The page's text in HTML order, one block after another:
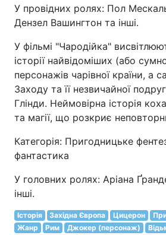
У провідних ролях: Пол
Дензел Вашингтон та інші.
У фільмі "Чародійка"
історії найвідоміших (або
персонажів чарівної країни, а
Заходу та її незвичайної
Глінди. Неймовірна історія
та магії, що розкриє
Категорія: Пригодницьке
фантастика
У головних ролях: Аріана
інші.
Історія Західна Європа Цицерон
Жанр
Рим Джокер (персонаж)